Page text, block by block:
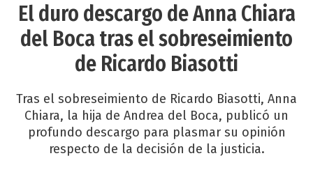
El duro descargo de Anna Chiara
del Boca tras el sobreseimiento
de Ricardo Biasotti
Tras el sobreseimiento de Ricardo Biasotti, Anna
Chiara, la hija de Andrea del Boca, publicó un
profundo descargo para plasmar su opinión
respecto de la decisión de la justicia.